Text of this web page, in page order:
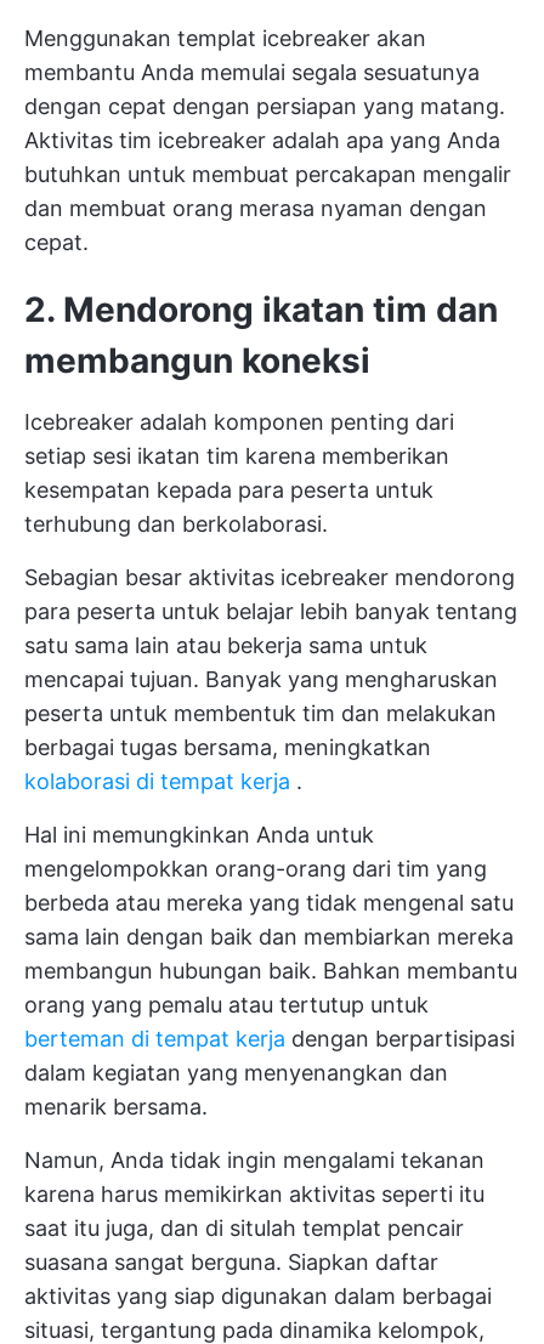
Menggunakan templat icebreaker akan
membantu Anda memulai segala sesuatunya
dengan cepat dengan persiapan yang matang.
Aktivitas tim icebreaker adalah apa yang Anda
butuhkan untuk membuat percakapan mengalir
dan membuat orang merasa nyaman dengan
cepat.
2. Mendorong ikatan tim dan
membangun koneksi
Icebreaker adalah komponen penting dari
setiap sesi ikatan tim karena memberikan
kesempatan kepada para peserta untuk
terhubung dan berkolaborasi.
Sebagian besar aktivitas icebreaker mendorong
para peserta untuk belajar lebih banyak tentang
satu sama lain atau bekerja sama untuk
mencapai tujuan. Banyak yang mengharuskan
peserta untuk membentuk tim dan melakukan
berbagai tugas bersama, meningkatkan
kolaborasi di tempat kerja .
Hal ini memungkinkan Anda untuk
mengelompokkan orang-orang dari tim yang
berbeda atau mereka yang tidak mengenal satu
sama lain dengan baik dan membiarkan mereka
membangun hubungan baik. Bahkan membantu
orang yang pemalu atau tertutup untuk
berteman di tempat kerja dengan berpartisipasi
dalam kegiatan yang menyenangkan dan
menarik bersama.
Namun, Anda tidak ingin mengalami tekanan
karena harus memikirkan aktivitas seperti itu
saat itu juga, dan di situlah templat pencair
suasana sangat berguna. Siapkan daftar
aktivitas yang siap digunakan dalam berbagai
situasi, tergantung pada dinamika kelompok,